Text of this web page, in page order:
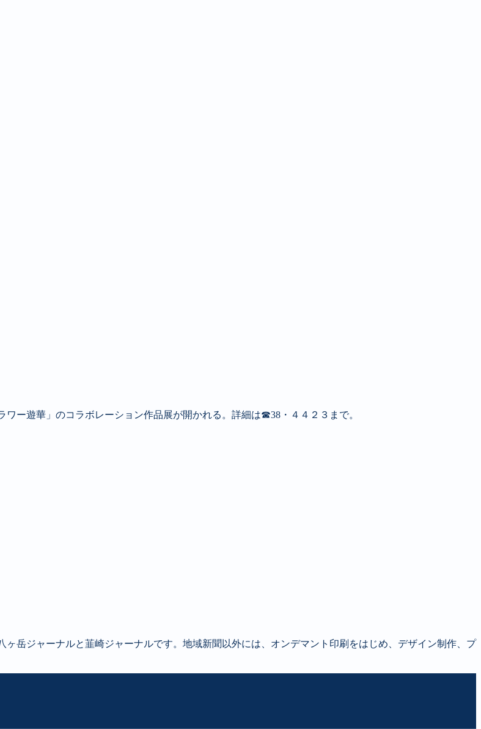
ー遊華」のコラボレーション作品展が開かれる。詳細は☎38・４４２３まで。
岳ジャーナルと韮崎ジャーナルです。地域新聞以外には、オンデマント印刷をはじめ、デザイン制作、プ